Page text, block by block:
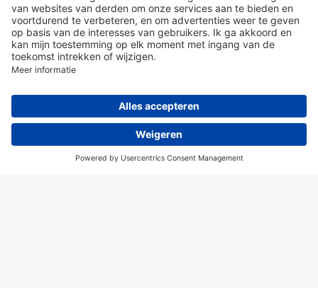
Algemene voorwaarden Disclaimer
Colofon
© 2026 Hitma B.V.